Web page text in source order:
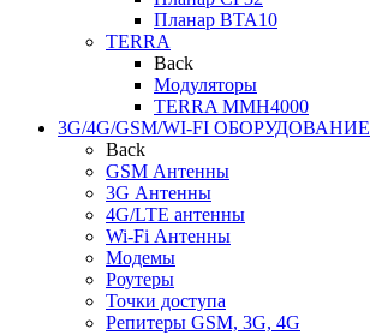
Планар BTA10
TERRA
Back
Модуляторы
TERRA MMH4000
3G/4G/GSM/WI-FI ОБОРУДОВАНИЕ
Back
GSM Антенны
3G Антенны
4G/LTE антенны
Wi-Fi Антенны
Модемы
Роутеры
Точки доступа
Репитеры GSM, 3G, 4G